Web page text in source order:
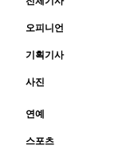
오피니언
기획기사
사진
연예
스포츠